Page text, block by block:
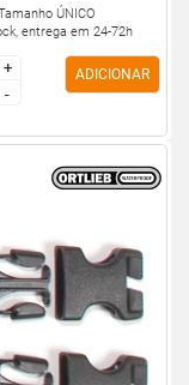
ÚNICO
entrega em 24-72h
+
-
+
-
ADICIONAR